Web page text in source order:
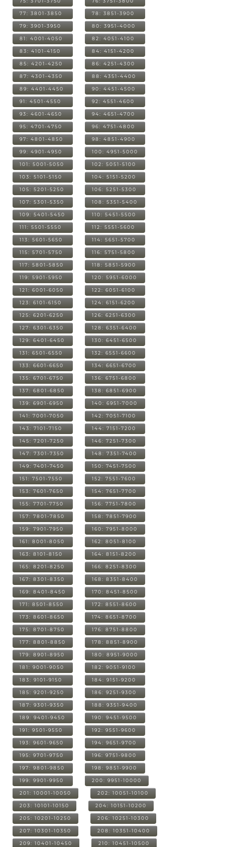
77: 3801-3850 78: 3851-3900
79: 3901-3950 80: 3951-4000
81: 4001-4050 82: 4051-4100
83: 4101-4150 84: 4151-4200
85: 4201-4250 86: 4251-4300
87: 4301-4350 88: 4351-4400
89: 4401-4450 90: 4451-4500
91: 4501-4550 92: 4551-4600
93: 4601-4650 94: 4651-4700
95: 4701-4750 96: 4751-4800
97: 4801-4850 98: 4851-4900
99: 4901-4950 100: 4951-5000
101: 5001-5050 102: 5051-5100
103: 5101-5150 104: 5151-5200
105: 5201-5250 106: 5251-5300
107: 5301-5350 108: 5351-5400
109: 5401-5450 110: 5451-5500
111: 5501-5550 112: 5551-5600
113: 5601-5650 114: 5651-5700
115: 5701-5750 116: 5751-5800
117: 5801-5850 118: 5851-5900
119: 5901-5950 120: 5951-6000
121: 6001-6050 122: 6051-6100
123: 6101-6150 124: 6151-6200
125: 6201-6250 126: 6251-6300
127: 6301-6350 128: 6351-6400
129: 6401-6450 130: 6451-6500
131: 6501-6550 132: 6551-6600
133: 6601-6650 134: 6651-6700
135: 6701-6750 136: 6751-6800
137: 6801-6850 138: 6851-6900
139: 6901-6950 140: 6951-7000
141: 7001-7050 142: 7051-7100
143: 7101-7150 144: 7151-7200
145: 7201-7250 146: 7251-7300
147: 7301-7350 148: 7351-7400
149: 7401-7450 150: 7451-7500
151: 7501-7550 152: 7551-7600
153: 7601-7650 154: 7651-7700
155: 7701-7750 156: 7751-7800
157: 7801-7850 158: 7851-7900
159: 7901-7950 160: 7951-8000
161: 8001-8050 162: 8051-8100
163: 8101-8150 164: 8151-8200
165: 8201-8250 166: 8251-8300
167: 8301-8350 168: 8351-8400
169: 8401-8450 170: 8451-8500
171: 8501-8550 172: 8551-8600
173: 8601-8650 174: 8651-8700
175: 8701-8750 176: 8751-8800
177: 8801-8850 178: 8851-8900
179: 8901-8950 180: 8951-9000
181: 9001-9050 182: 9051-9100
183: 9101-9150 184: 9151-9200
185: 9201-9250 186: 9251-9300
187: 9301-9350 188: 9351-9400
189: 9401-9450 190: 9451-9500
191: 9501-9550 192: 9551-9600
193: 9601-9650 194: 9651-9700
195: 9701-9750 196: 9751-9800
197: 9801-9850 198: 9851-9900
199: 9901-9950 200: 9951-10000
201: 10001-10050 202: 10051-10100
203: 10101-10150 204: 10151-10200
205: 10201-10250 206: 10251-10300
207: 10301-10350 208: 10351-10400
209: 10401-10450 210: 10451-10500